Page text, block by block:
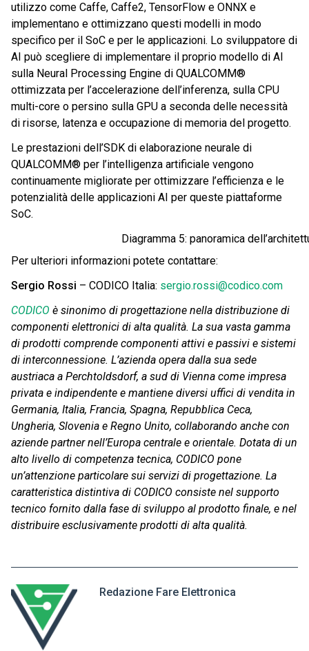
utilizzo come Caffe, Caffe2, TensorFlow e ONNX e
implementano e ottimizzano questi modelli in modo
specifico per il SoC e per le applicazioni. Lo sviluppatore di
AI può scegliere di implementare il proprio modello di AI
sulla Neural Processing Engine di QUALCOMM®
ottimizzata per l’accelerazione dell’inferenza, sulla CPU
multi-core o persino sulla GPU a seconda delle necessità
di risorse, latenza e occupazione di memoria del progetto.
Le prestazioni dell’SDK di elaborazione neurale di
QUALCOMM® per l’intelligenza artificiale vengono
continuamente migliorate per ottimizzare l’efficienza e le
potenzialità delle applicazioni AI per queste piattaforme
SoC.
Diagramma 5: panoramica
Per ulteriori informazioni potete contattare:
Sergio Rossi – CODICO Italia: sergio.rossi@codico.com
CODICO è sinonimo di progettazione nella distribuzione di
componenti elettronici di alta qualità. La sua vasta gamma
di prodotti comprende componenti attivi e passivi e sistemi
di interconnessione. L’azienda opera dalla sua sede
austriaca a Perchtoldsdorf, a sud di Vienna come impresa
privata e indipendente e mantiene diversi uffici di vendita in
Germania, Italia, Francia, Spagna, Repubblica Ceca,
Ungheria, Slovenia e Regno Unito, collaborando anche con
aziende partner nell’Europa centrale e orientale. Dotata di un
alto livello di competenza tecnica, CODICO pone
un’attenzione particolare sui servizi di progettazione. La
caratteristica distintiva di CODICO consiste nel supporto
tecnico fornito dalla fase di sviluppo al prodotto finale, e nel
distribuire esclusivamente prodotti di alta qualità.
Redazione Fare Elettronica